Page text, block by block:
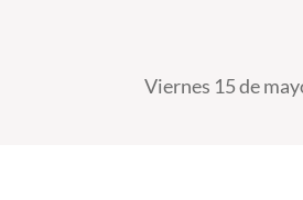
Viernes 15 de